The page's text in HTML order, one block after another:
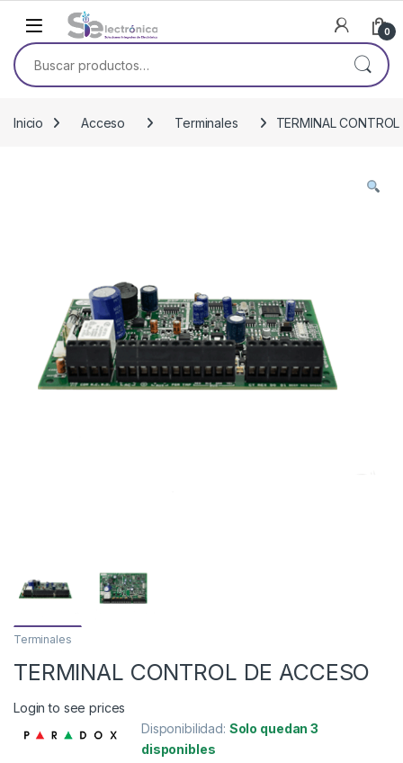
Skip to navigation
Skip to content
0
Buscar por:
Inicio Acceso Terminales TERMINAL
Terminales
TERMINAL CONTROL DE ACCESO
Login to see prices
Disponibilidad: Solo quedan 3
disponibles